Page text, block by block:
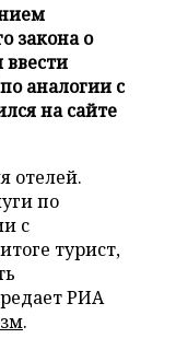
закона о
ввести
аналогии с
на сайте
отелей.
по
с
турист,
РИА
.